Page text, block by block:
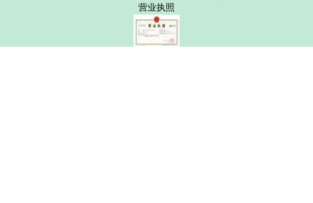
营业执照